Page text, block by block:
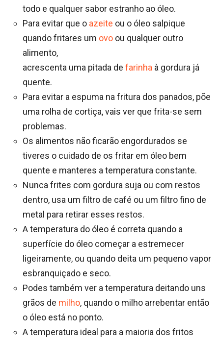
todo e qualquer sabor estranho ao óleo.
Para evitar que o azeite ou o óleo salpique
quando fritares um ovo ou qualquer outro
alimento,
acrescenta uma pitada de farinha à gordura já
quente.
Para evitar a espuma na fritura dos panados, põe
uma rolha de cortiça, vais ver que frita-se sem
problemas.
Os alimentos não ficarão engordurados se
tiveres o cuidado de os fritar em óleo bem
quente e manteres a temperatura constante.
Nunca frites com gordura suja ou com restos
dentro, usa um filtro de café ou um filtro fino de
metal para retirar esses restos.
A temperatura do óleo é correta quando a
superfície do óleo começar a estremecer
ligeiramente, ou quando deita um pequeno vapor
esbranquiçado e seco.
Podes também ver a temperatura deitando uns
grãos de milho, quando o milho arrebentar então
o óleo está no ponto.
A temperatura ideal para a maioria dos fritos